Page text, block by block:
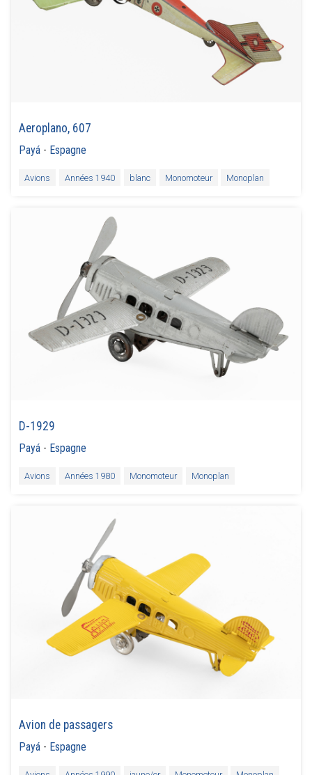
Aeroplano, 607
Payá - Espagne
Avions Années 1940 blanc Monomoteur Monoplan
D-1929
Payá - Espagne
Avions Années 1980 Monomoteur Monoplan
Avion de passagers
Payá - Espagne